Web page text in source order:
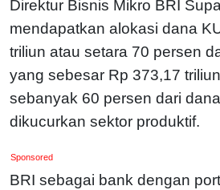
Direktur Bisnis Mikro BRI
mendapatkan alokasi dana
triliun atau setara 70 persen
yang sebesar Rp 373,17
sebanyak 60 persen dari
dikucurkan sektor produktif.
Sponsored
BRI sebagai bank dengan